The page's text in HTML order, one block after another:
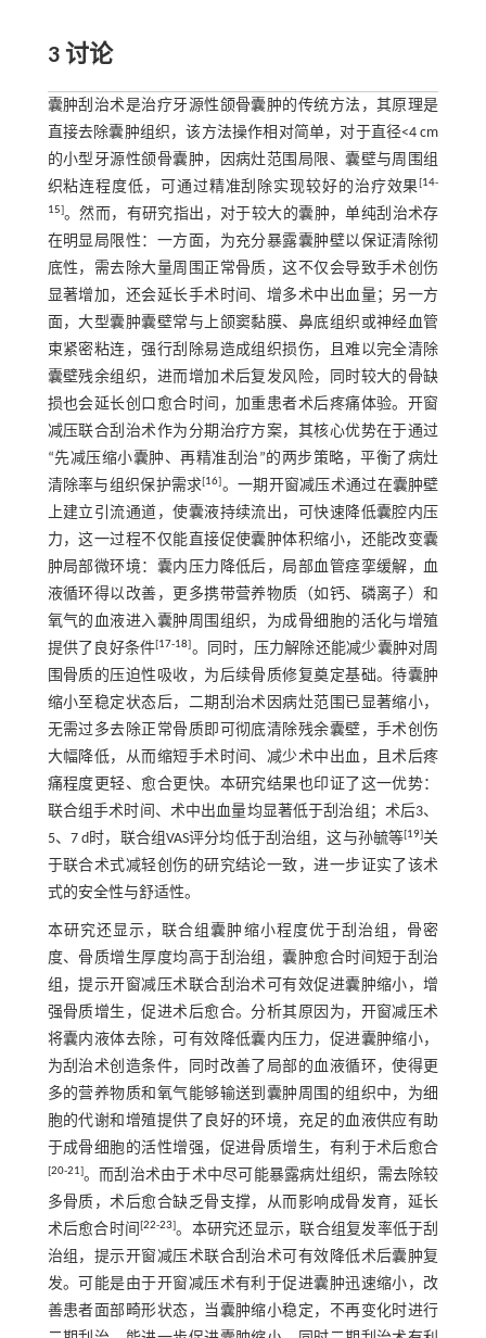
3 讨论
囊肿刮治术是治疗牙源性颌骨囊肿的传统方法，其原理是
直接去除囊肿组织，该方法操作相对简单，对于直径<4 cm
的小型牙源性颌骨囊肿，因病灶范围局限、囊壁与周围组
织粘连程度低，可通过精准刮除实现较好的治疗效果[14-
15]。然而，有研究指出，对于较大的囊肿，单纯刮治术存
在明显局限性：一方面，为充分暴露囊肿壁以保证清除彻
底性，需去除大量周围正常骨质，这不仅会导致手术创伤
显著增加，还会延长手术时间、增多术中出血量；另一方
面，大型囊肿囊壁常与上颌窦黏膜、鼻底组织或神经血管
束紧密粘连，强行刮除易造成组织损伤，且难以完全清除
囊壁残余组织，进而增加术后复发风险，同时较大的骨缺
损也会延长创口愈合时间，加重患者术后疼痛体验。开窗
减压联合刮治术作为分期治疗方案，其核心优势在于通过
“先减压缩小囊肿、再精准刮治”的两步策略，平衡了病灶
清除率与组织保护需求[16]。一期开窗减压术通过在囊肿壁
上建立引流通道，使囊液持续流出，可快速降低囊腔内压
力，这一过程不仅能直接促使囊肿体积缩小，还能改变囊
肿局部微环境：囊内压力降低后，局部血管痉挛缓解，血
液循环得以改善，更多携带营养物质（如钙、磷离子）和
氧气的血液进入囊肿周围组织，为成骨细胞的活化与增殖
提供了良好条件[17-18]。同时，压力解除还能减少囊肿对周
围骨质的压迫性吸收，为后续骨质修复奠定基础。待囊肿
缩小至稳定状态后，二期刮治术因病灶范围已显著缩小，
无需过多去除正常骨质即可彻底清除残余囊壁，手术创伤
大幅降低，从而缩短手术时间、减少术中出血，且术后疼
痛程度更轻、愈合更快。本研究结果也印证了这一优势：
联合组手术时间、术中出血量均显著低于刮治组；术后3、
5、7 d时，联合组VAS评分均低于刮治组，这与孙毓等[19]关
于联合术式减轻创伤的研究结论一致，进一步证实了该术
式的安全性与舒适性。
本研究还显示，联合组囊肿缩小程度优于刮治组，骨密
度、骨质增生厚度均高于刮治组，囊肿愈合时间短于刮治
组，提示开窗减压术联合刮治术可有效促进囊肿缩小，增
强骨质增生，促进术后愈合。分析其原因为，开窗减压术
将囊内液体去除，可有效降低囊内压力，促进囊肿缩小，
为刮治术创造条件，同时改善了局部的血液循环，使得更
多的营养物质和氧气能够输送到囊肿周围的组织中，为细
胞的代谢和增殖提供了良好的环境，充足的血液供应有助
于成骨细胞的活性增强，促进骨质增生，有利于术后愈合
[20-21]。而刮治术由于术中尽可能暴露病灶组织，需去除较
多骨质，术后愈合缺乏骨支撑，从而影响成骨发育，延长
术后愈合时间[22-23]。本研究还显示，联合组复发率低于刮
治组，提示开窗减压术联合刮治术可有效降低术后囊肿复
发。可能是由于开窗减压术有利于促进囊肿迅速缩小，改
善患者面部畸形状态，当囊肿缩小稳定，不再变化时进行